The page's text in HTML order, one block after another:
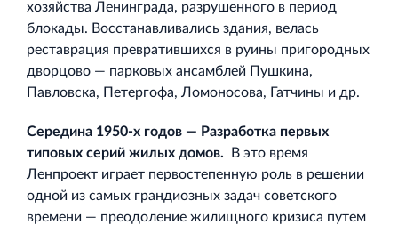
хозяйства Ленинграда, разрушенного в период
блокады. Восстанавливались здания, велась
реставрация превратившихся в руины пригородных
дворцово — парковых ансамблей Пушкина,
Павловска, Петергофа, Ломоносова, Гатчины и др.
Середина 1950‐х годов — Разработка первых
типовых серий жилых домов.
В это время
Ленпроект играет первостепенную роль в решении
одной из самых грандиозных задач советского
времени — преодоление жилищного кризиса путем